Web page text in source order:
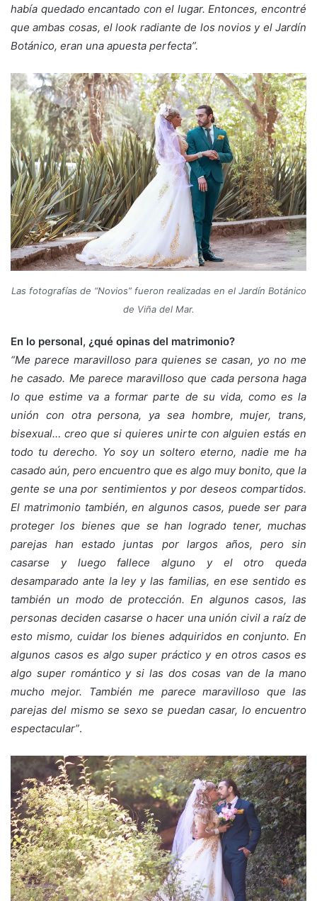
había quedado encantado con el lugar. Entonces, encontré
que ambas cosas, el look radiante de los novios y el Jardín
Botánico, eran una apuesta perfecta”.
Las fotografías de “Novios” fueron realizadas en el Jardín Botánico
de Viña del Mar.
En lo personal, ¿qué opinas del matrimonio?
“Me parece maravilloso para quienes se casan, yo no me
he casado. Me parece maravilloso que cada persona haga
lo que estime va a formar parte de su vida, como es la
unión con otra persona, ya sea hombre, mujer, trans,
bisexual… creo que si quieres unirte con alguien estás en
todo tu derecho. Yo soy un soltero eterno, nadie me ha
casado aún, pero encuentro que es algo muy bonito, que la
gente se una por sentimientos y por deseos compartidos.
El matrimonio también, en algunos casos, puede ser para
proteger los bienes que se han logrado tener, muchas
parejas han estado juntas por largos años, pero sin
casarse y luego fallece alguno y el otro queda
desamparado ante la ley y las familias, en ese sentido es
también un modo de protección. En algunos casos, las
personas deciden casarse o hacer una unión civil a raíz de
esto mismo, cuidar los bienes adquiridos en conjunto. En
algunos casos es algo super práctico y en otros casos es
algo super romántico y si las dos cosas van de la mano
mucho mejor. También me parece maravilloso que las
parejas del mismo se sexo se puedan casar, lo encuentro
espectacular”.